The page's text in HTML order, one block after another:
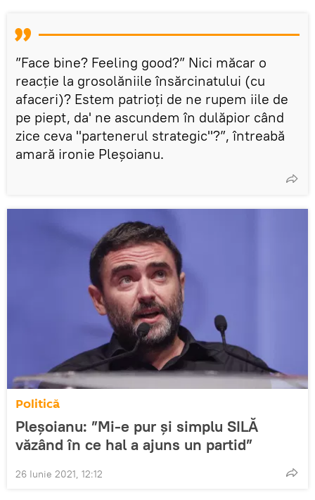
”Face bine? Feeling good?” Nici măcar o
reacție la grosolăniile însărcinatului (cu
afaceri)? Estem patrioți de ne rupem iile de
pe piept, da' ne ascundem în dulăpior când
zice ceva "partenerul strategic"?”, întreabă
amară ironie Pleșoianu.
Politică
Pleșoianu: ”Mi-e pur și simplu SILĂ
văzând în ce hal a ajuns un partid”
26 Iunie 2021, 12:12